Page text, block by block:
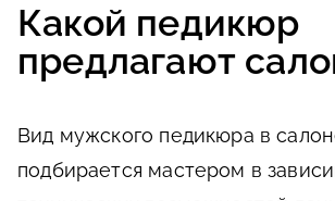
Какой педикюр
предлагают
Вид мужского педикюра в
подбирается мастером в